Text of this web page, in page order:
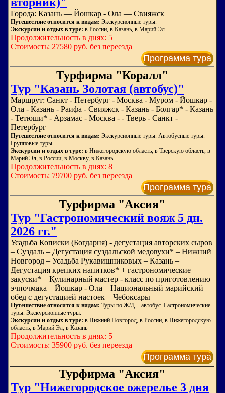
Города: Казань — Йошкар - Ола — Свияжск
Путешествие относится к видам: Экскурсионные туры.
Экскурсии и отдых в туре: в России, в Казань, в Марий Эл
Продолжительность в днях: 5
Стоимость: 27580 руб. без переезда
Программа тура
Турфирма "Коралл"
Тур "Казань Золотая (автобус)"
Маршрут: Санкт - Петербург - Москва - Муром - Йошкар -
Ола - Казань - Раифа - Свияжск - Казань - Болгар* - Казань
- Тетюши* - Арзамас - Москва - - Тверь - Санкт -
Петербург
Путешествие относится к видам: Экскурсионные туры. Автобусные туры.
Групповые туры.
Экскурсии и отдых в туре: в Нижегородскую область, в Тверскую область, в
Марий Эл, в России, в Москву, в Казань
Продолжительность в днях: 8
Стоимость: 79700 руб. без переезда
Программа тура
Турфирма "Аксия"
Тур "Гастрономический вояж 5 дн.
2026 гг."
Усадьба Кописки (Богдарня) - дегустация авторских сыров
– Суздаль – Дегустация суздальской медовухи* – Нижний
Новгород – Усадьба Рукавишниковых – Казань –
Дегустация крепких напитков* + гастрономические
закуски* – Кулинарный мастер - класс по приготовлению
эчпочмака – Йошкар - Ола – Национальный марийский
обед с дегустацией настоек – Чебоксары
Путешествие относится к видам: Туры по Ж/Д + автобус. Гастрономические
туры. Экскурсионные туры.
Экскурсии и отдых в туре: в Нижний Новгород, в России, в Нижегородскую
область, в Марий Эл, в Казань
Продолжительность в днях: 5
Стоимость: 35900 руб. без переезда
Программа тура
Турфирма "Аксия"
Тур "Нижегородское ожерелье 3 дня